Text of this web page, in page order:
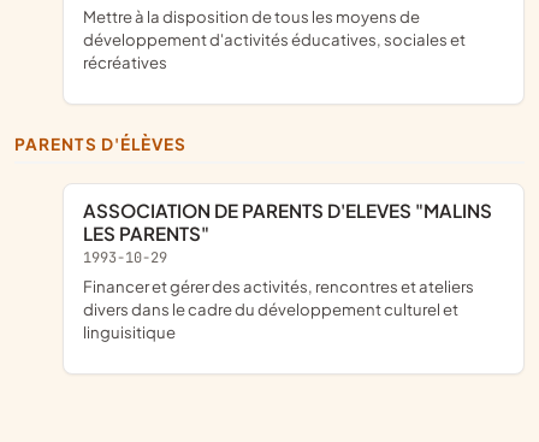
mettre à la disposition de tous les moyens de
développement d'activités éducatives, sociales et
récréatives
PARENTS D'ÉLÈVES
ASSOCIATION DE PARENTS D'ELEVES "MALINS
LES PARENTS"
1993-10-29
financer et gérer des activités, rencontres et ateliers
divers dans le cadre du développement culturel et
linguisitique